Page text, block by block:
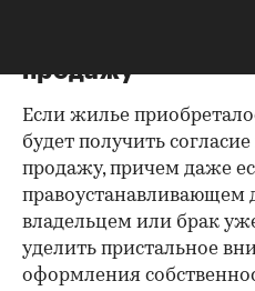
продажу
Если жилье
будет получить
продажу, причем даже
правоустанавливающем
владельцем или брак
уделить пристальное
оформления